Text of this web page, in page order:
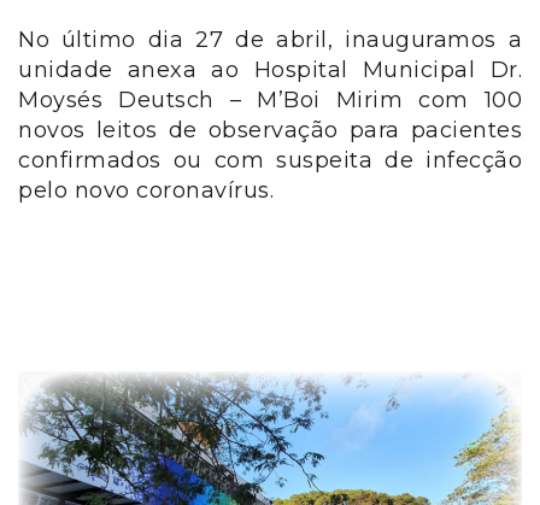
No último dia 27 de abril, inauguramos a
unidade anexa ao Hospital Municipal Dr.
Moysés Deutsch – M’Boi Mirim com 100
novos leitos de observação para pacientes
confirmados ou com suspeita de infecção
pelo novo coronavírus.